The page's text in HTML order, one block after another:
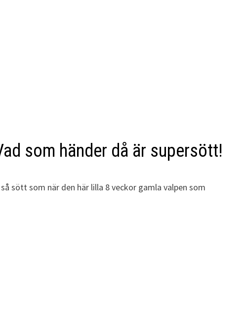
som händer då är supersött!
sött som när den här lilla 8 veckor gamla valpen som